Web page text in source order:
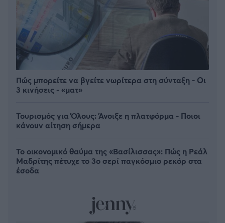
Πώς μπορείτε να βγείτε νωρίτερα στη σύνταξη - Οι
3 κινήσεις - «ματ»
Τουρισμός για Όλους: Άνοιξε η πλατφόρμα - Ποιοι
κάνουν αίτηση σήμερα
Το οικονομικό θαύμα της «Βασίλισσας»: Πώς η Ρεάλ
Μαδρίτης πέτυχε το 3ο σερί παγκόσμιο ρεκόρ στα
έσοδα